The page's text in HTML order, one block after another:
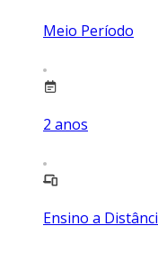
Meio Período
2 anos
Ensino a